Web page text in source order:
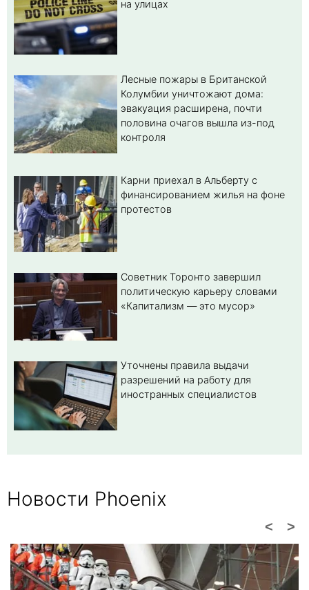
на улицах
Лесные пожары в Британской
Колумбии уничтожают дома:
эвакуация расширена, почти
половина очагов вышла из-под
контроля
Карни приехал в Альберту с
финансированием жилья на фоне
протестов
Советник Торонто завершил
политическую карьеру словами
«Капитализм — это мусор»
Уточнены правила выдачи
разрешений на работу для
иностранных специалистов
Новости Phoenix
>
<